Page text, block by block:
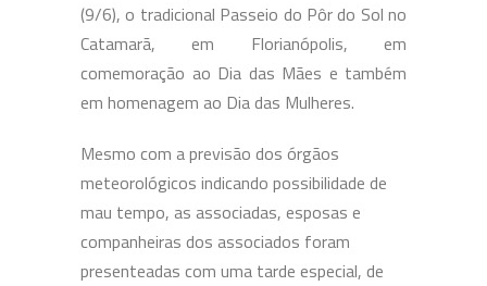
(9/6), o tradicional Passeio do Pôr do Sol no
Catamarã, em Florianópolis, em
comemoração ao Dia das Mães e também
em homenagem ao Dia das Mulheres.
Mesmo com a previsão dos órgãos
meteorológicos indicando possibilidade de
mau tempo, as associadas, esposas e
companheiras dos associados foram
presenteadas com uma tarde especial, de